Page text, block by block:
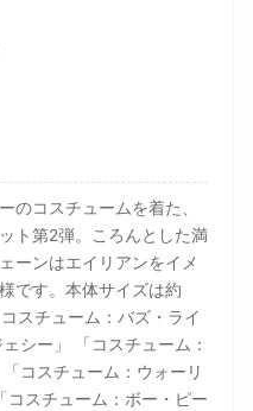
のコスチュームを着た、
ト第2弾。ころんとした満
ーンはエイリアンをイメ
です。本体サイズは約
スチューム：バズ・ライ
シー」 「コスチューム：
コスチューム：ウォーリ
コスチューム：ボー・ピー